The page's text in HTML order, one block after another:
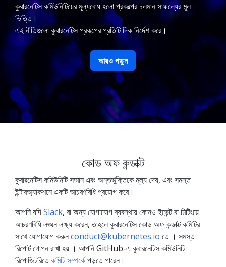
কুবারনেটিস কমিউনিটিয়ের মূল্যবোধ হলো প্রকল্পের চলমান সাফল্যের মূল
ভিত্তি।
এই নীতিগুলো কুবারনেটিস প্রকল্পের প্রতিটি দিক নির্দেশ করে।
আরও পড়ুন
কোড অফ কন্ডাক্ট
কুবারনেটিস কমিউনিটি সম্মান এবং অন্তর্ভুক্তিকে মূল্য দেয়, এবং সমস্ত
ইন্টারঅ্যাকশনে একটি আচরণবিধি প্রয়োগ করে।
আপনি যদিSlack, বা অন্য যোগাযোগ ব্যবস্থায় কোনও ইভেন্ট বা মিটিংয়ে
আচরণবিধি লঙ্ঘন লক্ষ্য করেন, তাহলে কুবারনেটিস কোড অফ কন্ডাক্ট কমিটির
সাথে যোগাযোগ করুনconduct@kubernetes.io তে । সমস্ত
রিপোর্ট গোপন রাখা হয় । আপনি GitHub-এ কুবারনেটিস কমিউনিটি
রিপোজিটরিতেকমিটি সম্পর্কেপড়তে পারেন।